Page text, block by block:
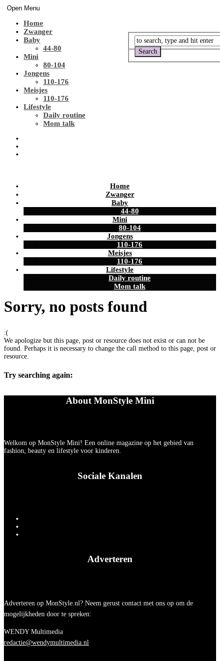
Open Menu
Home
Zwanger
Baby
44-80
Mini
80-104
Jongens
110-176
Meisjes
110-176
Lifestyle
Daily routine
Mom talk
Home
Zwanger
Baby
44-80
Mini
80-104
Jongens
110-176
Meisjes
110-176
Lifestyle
Daily routine
Mom talk
Sorry, no posts found
:(
We apologize but this page, post or resource does not exist or can not be
found. Perhaps it is necessary to change the call method to this page, post or
resource.
Try searching again:
About MonStyle Mini
Welkom op MonStyle Mini! Een online magazine op het gebied van
fashion, beauty en lifestyle voor kinderen.
Sociale Kanalen
Adverteren
Adverteren op MonStyle.nl? Neem gerust contact met ons op om de
mogelijkheden door te spreken:
WENDY Multimedia
redactie@wendymultimedia.nl